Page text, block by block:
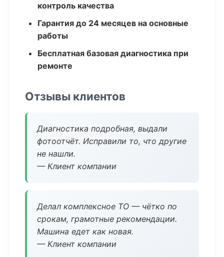
контроль качества
Гарантия до 24 месяцев на основные
работы
Бесплатная базовая диагностика при
ремонте
Отзывы клиентов
Диагностика подробная, выдали
фотоотчёт. Исправили то, что другие
не нашли.
— Клиент компании
Делал комплексное ТО — чётко по
срокам, грамотные рекомендации.
Машина едет как новая.
— Клиент компании